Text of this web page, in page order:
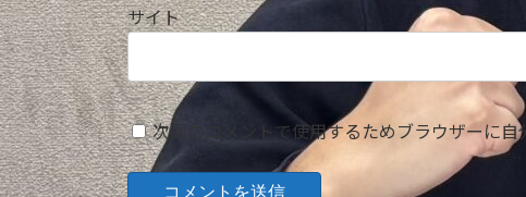
サイト
次回のコメントで使用するためブラウザーに自